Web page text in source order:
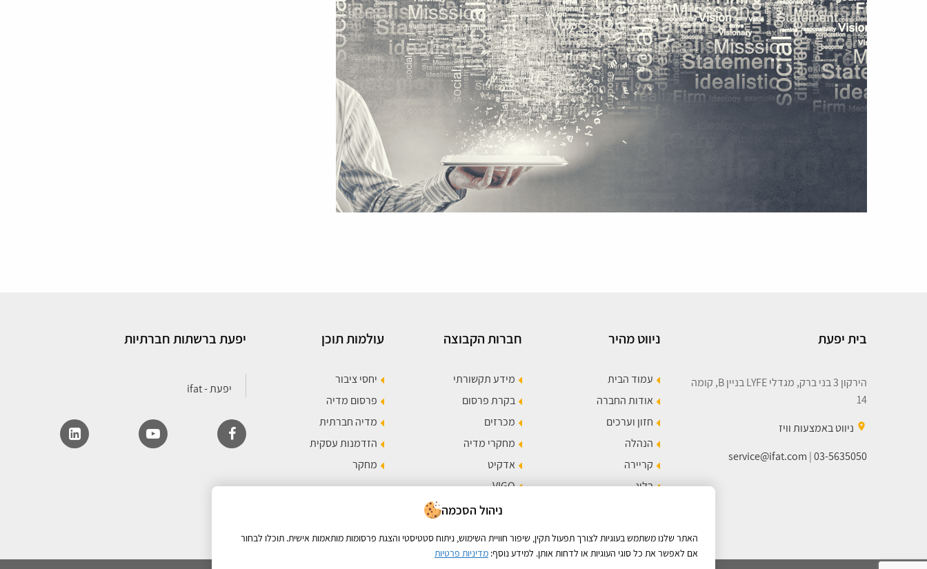
בית יפעת
הירקון 3 בני ברק, מגדלי LYFE בניין B, קומה
14
place ניווט באמצעות וויז
service@ifat.com |03-5635050
ניווט מהיר
עמוד הבית
אודות החברה
חזון וערכים
הנהלה
קריירה
בלוג
חברות הקבוצה
מידע תקשורתי
בקרת פרסום
מכרזים
מחקרי מדיה
אדקיט
VIGO
עולמות תוכן
יחסי ציבור
פרסום מדיה
מדיה חברתית
הזדמנות עסקית
מחקר
יפעת ברשתות חברתיות
ניהול הסכמה
האתר שלנו משתמש בעוגיות לצורך תפעול תקין, שיפור חוויית השימוש, ניתוח סטטיסטי והצגת פרסומות מותאמות אישית. תוכלו לבחור
אם לאפשר את כל סוגי העוגיות או לדחות אותן. למידע נוסף: מדיניות פרטיות